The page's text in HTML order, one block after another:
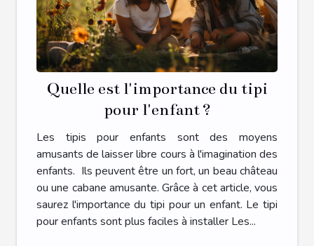
Quelle est l'importance du tipi
pour l'enfant ?
Les tipis pour enfants sont des moyens
amusants de laisser libre cours à l'imagination des
enfants. Ils peuvent être un fort, un beau château
ou une cabane amusante. Grâce à cet article, vous
saurez l'importance du tipi pour un enfant. Le tipi
pour enfants sont plus faciles à installer Les...